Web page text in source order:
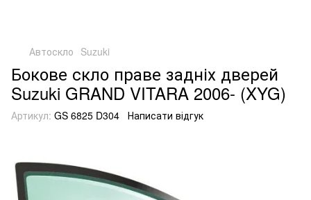
Автоскло Suzuki
Бокове скло праве задніх дверей
Suzuki GRAND VITARA 2006- (XYG)
Артикул: GS 6825 D304 Написати відгук